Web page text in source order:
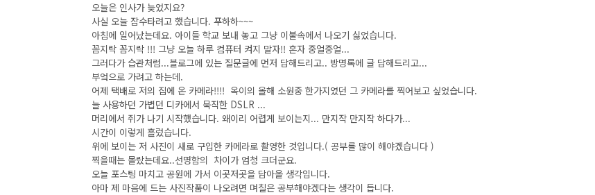
오늘은 인사가 늦었지요?
사실 오늘 잠수타려고 했습니다. 푸하하~~~
아침에 일어났는데요. 아이들 학교 보내 놓고 그냥 이불속에서 나오기 싫었습니다.
꼼지락 꼼지락 !!! 그냥 오늘 하루 컴퓨터 켜지 말자!! 혼자 중얼중얼...
그러다가 습관처럼...블로그에 있는 질문글에 먼저 답해드리고.. 방명록에 글 답해드리고...
부엌으로 가려고 하는데.
어제 택배로 저의 집에 온 카메라!!!! 옥이의 올해 소원중 한가지였던 그 카메라를 찍어보고 싶었습니다.
늘 사용하던 가볍던 디카에서 묵직한 DSLR ...
머리에서 쥐가 나기 시작했습니다. 왜이리 어렵게 보이는지... 만지작 만지작 하다가...
시간이 이렇게 흘렀습니다.
위에 보이는 저 사진이 새로 구입한 카메라로 촬영한 것입니다.( 공부를 많이 해야겠습니다 )
찍을때는 몰랐는데요..선명함의 차이가 엄청 크더군요.
오늘 포스팅 마치고 공원에 가서 이곳저곳을 담아올 생각입니다.
아마 제 마음에 드는 사진작품이 나오려면 며칠은 공부해야겠다는 생각이 듭니다.